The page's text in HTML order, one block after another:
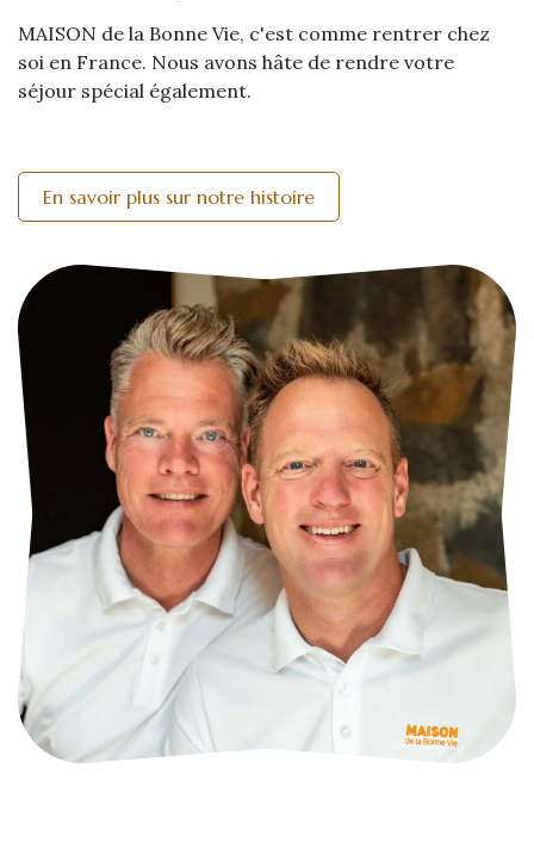
MAISON de la Bonne Vie, c'est comme rentrer chez
soi en France. Nous avons hâte de rendre votre
séjour spécial également.
En savoir plus sur notre histoire